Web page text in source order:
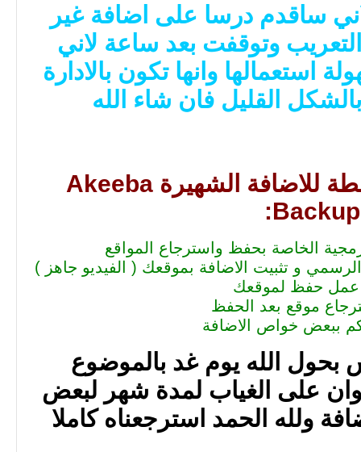
ساقدم درسا على اضافة غير
وتوقفت بعد ساعة لاني
وانها تكون بالادارة
القليل فان شاء الله
مراحل الدورة المبسطة للاضافة الشهيرة Akeeba
Backup:
الخاصة بحفظ واسترجاع المواقع
و تثبيت الاضافة بموقعك ( الفيديو جاهز )
عمل حفظ لموقعك
موقع بعد الحفظ
ببعض خواص الاضافة
بحول الله يوم غد بالموضوع
على الغياب لمدة شهر لبعض
ولله الحمد استرجعناه كاملا